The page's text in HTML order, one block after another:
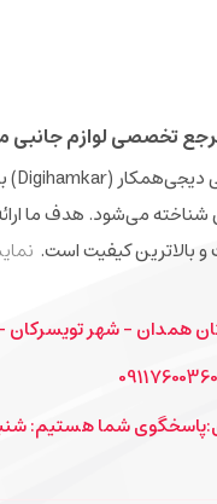
تخصصی لوازم جانبی
شناخته می‌شود. هدف ما
و بالاترین کیفیت است.
همدان - شهر تویسرکان
09117600360
پاسخگوی شما هستیم: شنبه تا پنج شنبه